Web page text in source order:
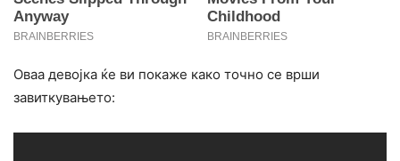
Оваа девојка ќе ви покаже како точно се врши
завиткувањето: